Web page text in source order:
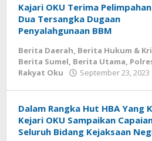
Kajari OKU Terima
Dua Tersangka Dugaan
Penyalahgunaan BBM
Berita Daerah, Berita Hukum &
Berita Sumel, Berita Utama,
Rakyat Oku
September 23, 2023
Dalam Rangka Hut HBA Yang
Kejari OKU Sampaikan
Seluruh Bidang Kejaksaan